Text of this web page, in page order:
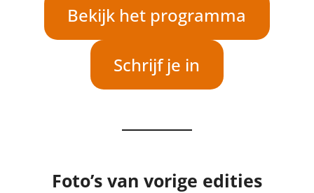
Bekijk het programma
Schrijf je in
Foto’s van vorige edities